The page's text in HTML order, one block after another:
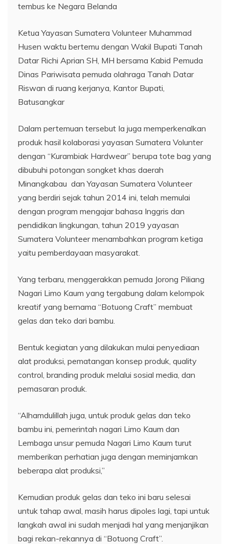
tembus ke Negara Belanda
Ketua Yayasan Sumatera Volunteer Muhammad
Husen waktu bertemu dengan Wakil Bupati Tanah
Datar Richi Aprian SH, MH bersama Kabid Pemuda
Dinas Pariwisata pemuda olahraga Tanah Datar
Riswan di ruang kerjanya, Kantor Bupati,
Batusangkar
Dalam pertemuan tersebut Ia juga memperkenalkan
produk hasil kolaborasi yayasan Sumatera Volunter
dengan “Kurambiak Hardwear” berupa tote bag yang
dibubuhi potongan songket khas daerah
Minangkabau dan Yayasan Sumatera Volunteer
yang berdiri sejak tahun 2014 ini, telah memulai
dengan program mengajar bahasa Inggris dan
pendidikan lingkungan, tahun 2019 yayasan
Sumatera Volunteer menambahkan program ketiga
yaitu pemberdayaan masyarakat.
Yang terbaru, menggerakkan pemuda Jorong Piliang
Nagari Limo Kaum yang tergabung dalam kelompok
kreatif yang bernama “Botuong Craft” membuat
gelas dan teko dari bambu.
Bentuk kegiatan yang dilakukan mulai penyediaan
alat produksi, pematangan konsep produk, quality
control, branding produk melalui sosial media, dan
pemasaran produk.
“Alhamdulillah juga, untuk produk gelas dan teko
bambu ini, pemerintah nagari Limo Kaum dan
Lembaga unsur pemuda Nagari Limo Kaum turut
memberikan perhatian juga dengan meminjamkan
beberapa alat produksi,”
Kemudian produk gelas dan teko ini baru selesai
untuk tahap awal, masih harus dipoles lagi, tapi untuk
langkah awal ini sudah menjadi hal yang menjanjikan
bagi rekan-rekannya di “Botuong Craft”.